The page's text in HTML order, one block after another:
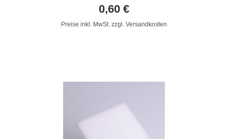
0,60 €
Preise inkl. MwSt. zzgl. Versandkosten